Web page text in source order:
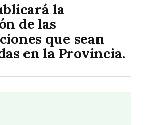
la
de las
que sean
en la Provincia.